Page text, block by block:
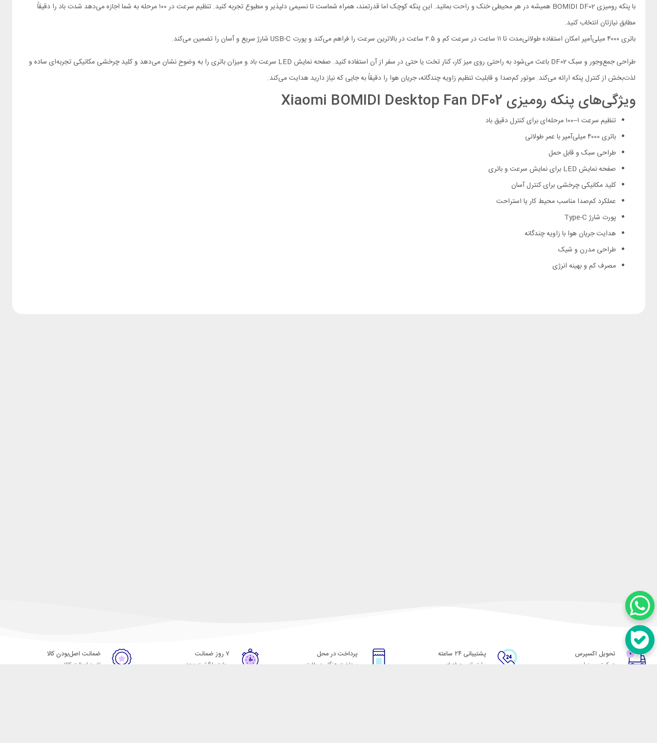
با پنکه رومیزی BOMIDI DF02 همیشه در هر محیطی خنک و راحت بمانید. این پنکه کوچک اما قدرتمند، همراه شماست تا نسیمی دلپذیر و مطبوع تجربه کنید. تنظیم سرعت در ۱۰۰ مرحله به شما اجازه می‌دهد شدت باد را دقیقاً
مطابق نیازتان انتخاب کنید.
باتری ۴۰۰۰ میلی‌آمپر امکان استفاده طولانی‌مدت تا ۱۱ ساعت در سرعت کم و ۲.۵ ساعت در بالاترین سرعت را فراهم می‌کند و پورت USB-C شارژ سریع و آسان را تضمین می‌کند.
طراحی جمع‌وجور و سبک DF02 باعث می‌شود به راحتی روی میز کار، کنار تخت یا حتی در سفر از آن استفاده کنید. صفحه نمایش LED سرعت باد و میزان باتری را به وضوح نشان می‌دهد و کلید چرخشی مکانیکی تجربه‌ای ساده و
لذت‌بخش از کنترل پنکه ارائه می‌کند. موتور کم‌صدا و قابلیت تنظیم زاویه چندگانه، جریان هوا را دقیقاً به جایی که نیاز دارید هدایت می‌کند.
ویژگی‌های پنکه رومیزی Xiaomi BOMIDI Desktop Fan DF02
تنظیم سرعت ۱–۱۰۰ مرحله‌ای برای کنترل دقیق باد
باتری ۴۰۰۰ میلی‌آمپر با عمر طولانی
طراحی سبک و قابل حمل
صفحه نمایش LED برای نمایش سرعت و باتری
کلید مکانیکی چرخشی برای کنترل آسان
عملکرد کم‌صدا مناسب محیط کار یا استراحت
پورت شارژ Type-C
هدایت جریان هوا با زاویه چندگانه
طراحی مدرن و شیک
مصرف کم و بهینه انرژی
تحویل اکسپرس
در کمترین زمان
پشتیبانی ۲۴ ساعته
پشتیبانی حرفه ای
پرداخت در محل
پرداخت هنگام دریافت
۷ روز ضمانت
مهلت بازگشت وجه
ضمانت اصل‌بودن کالا
تایید اصالت کالا